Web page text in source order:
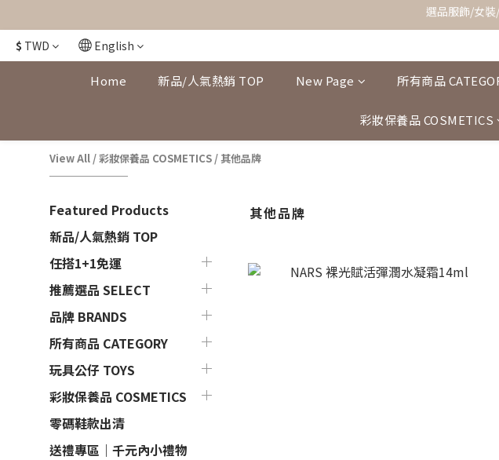
全館滿
$ TWD English
Home 新品/人氣熱銷 TOP New Page 所有商品
彩妝保養品 COSMETICS
View All /彩妝保養品 COSMETICS /其他品牌
Featured Products
新品/人氣熱銷 TOP
任搭1+1免運
推薦選品 SELECT
品牌 BRANDS
所有商品 CATEGORY
玩具公仔 TOYS
彩妝保養品 COSMETICS
零碼鞋款出清
送禮專區｜千元內小禮物
其他品牌